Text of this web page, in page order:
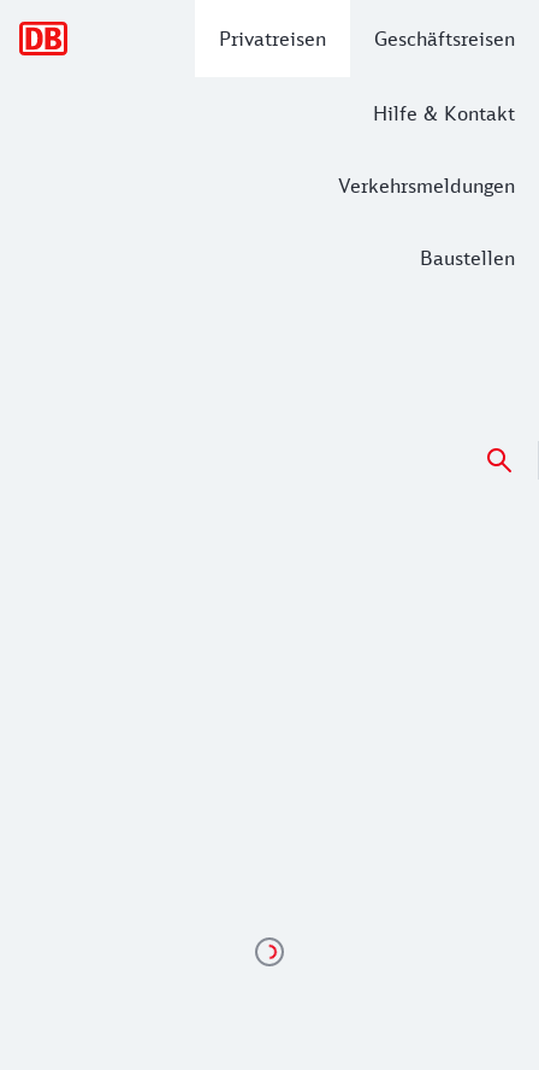
Privatreisen Geschäftsreisen
Hilfe & Kontakt
Verkehrsmeldungen
Baustellen